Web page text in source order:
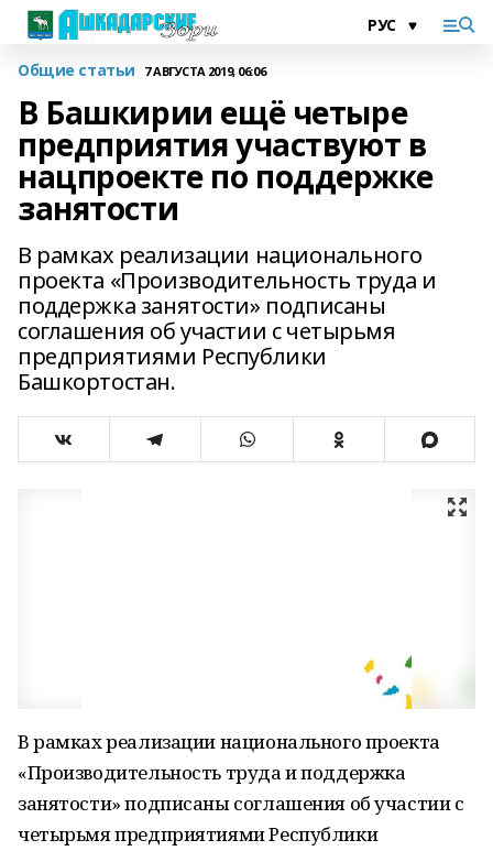
Общие статьи 7 АВГУСТА 2019, 06:06
В Башкирии ещё четыре
предприятия участвуют в
нацпроекте по поддержке
занятости
В рамках реализации национального
проекта «Производительность труда и
поддержка занятости» подписаны
соглашения об участии с четырьмя
предприятиями Республики
Башкортостан.
В рамках реализации национального проекта
«Производительность труда и поддержка
занятости» подписаны соглашения об участии с
четырьмя предприятиями Республики